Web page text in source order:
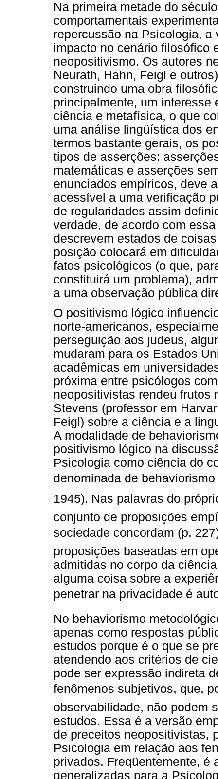
Na primeira metade do
comportamentais
repercussão na Psicologia,
impacto no cenário filosófico
neopositivismo. Os autores
Neurath, Hahn, Feigl e
construindo uma obra
principalmente, um interesse
ciência e metafísica, o que
uma análise lingüística dos
termos bastante gerais, os
tipos de asserções:
matemáticas e asserções
enunciados empíricos, deve
acessível a uma verificação
de regularidades assim
verdade, de acordo com
descrevem estados de
posição colocará em
fatos psicológicos (o que,
constituirá um problema),
a uma observação pública
O positivismo lógico
norte-americanos,
perseguição aos judeus,
mudaram para os Estados
acadêmicas em
próxima entre psicólogos
neopositivistas rendeu frutos
Stevens (professor em
Feigl) sobre a ciência e a
A modalidade de
positivismo lógico na
Psicologia como ciência do
denominada de
1945). Nas palavras do
conjunto de proposições
sociedade concordam (p.
proposições baseadas em
admitidas no corpo da
alguma coisa sobre a
penetrar na privacidade é
No behaviorismo
apenas como respostas
estudos porque é o que se
atendendo aos critérios de
pode ser expressão indireta
fenômenos subjetivos, que,
observabilidade, não podem
estudos. Essa é a versão
de preceitos neopositivistas,
Psicologia em relação aos
privados. Freqüentemente, é
generalizadas para a